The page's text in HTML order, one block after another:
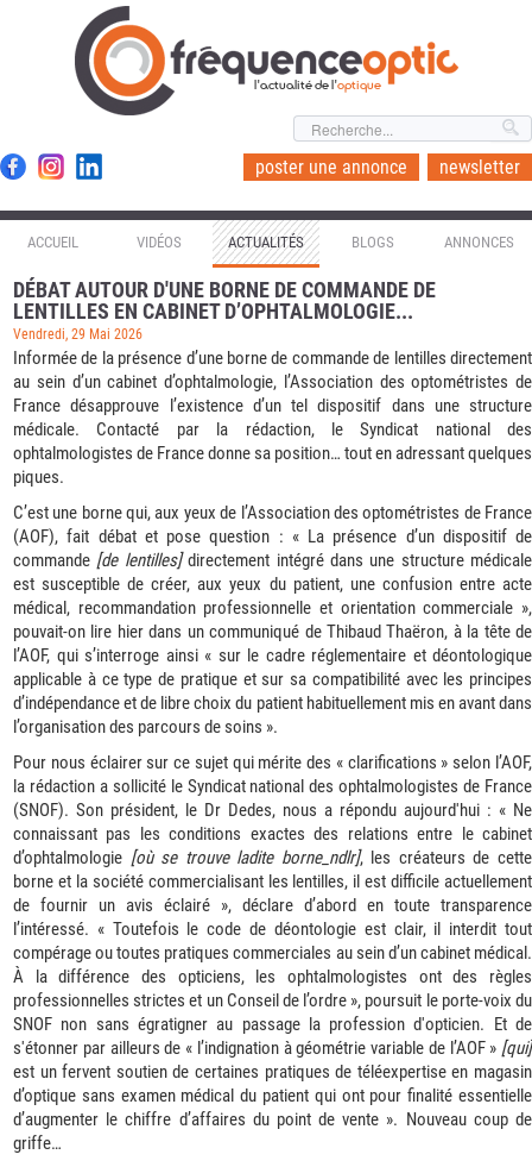
l'actualité de l'optique
poster une annonce newsletter
ACCUEIL VIDÉOS ACTUALITÉS BLOGS ANNONCES
DÉBAT AUTOUR D'UNE BORNE DE COMMANDE DE
LENTILLES EN CABINET D’OPHTALMOLOGIE...
Vendredi, 29 Mai 2026
Informée de la présence d’une borne de commande de lentilles directement
au sein d’un cabinet d’ophtalmologie, l’Association des optométristes de
France désapprouve l’existence d’un tel dispositif dans une structure
médicale. Contacté par la rédaction, le Syndicat national des
ophtalmologistes de France donne sa position… tout en adressant quelques
piques.
C’est une borne qui, aux yeux de l’Association des optométristes de France
(AOF), fait débat et pose question : « La présence d’un dispositif de
commande [de lentilles]directement intégré dans une structure médicale
est susceptible de créer, aux yeux du patient, une confusion entre acte
médical, recommandation professionnelle et orientation commerciale »,
pouvait-on lire hier dans un communiqué de Thibaud Thaëron, à la tête de
l’AOF, qui s’interroge ainsi « sur le cadre réglementaire et déontologique
applicable à ce type de pratique et sur sa compatibilité avec les principes
d’indépendance et de libre choix du patient habituellement mis en avant dans
l’organisation des parcours de soins ».
Pour nous éclairer sur ce sujet qui mérite des « clarifications » selon l’AOF,
la rédaction a sollicité le Syndicat national des ophtalmologistes de France
(SNOF). Son président, le Dr Dedes, nous a répondu aujourd'hui : « Ne
connaissant pas les conditions exactes des relations entre le cabinet
d’ophtalmologie [où se trouve ladite borne_ndlr], les créateurs de cette
borne et la société commercialisant les lentilles, il est difficile actuellement
de fournir un avis éclairé », déclare d’abord en toute transparence
l’intéressé. « Toutefois le code de déontologie est clair, il interdit tout
compérage ou toutes pratiques commerciales au sein d’un cabinet médical.
À la différence des opticiens, les ophtalmologistes ont des règles
professionnelles strictes et un Conseil de l’ordre », poursuit le porte-voix du
SNOF non sans égratigner au passage la profession d'opticien. Et de
s'étonner par ailleurs de « l’indignation à géométrie variable de l’AOF » [qui]
est un fervent soutien de certaines pratiques de téléexpertise en magasin
d’optique sans examen médical du patient qui ont pour finalité essentielle
d’augmenter le chiffre d’affaires du point de vente ». Nouveau coup de
griffe…